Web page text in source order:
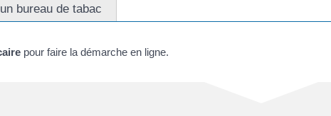
bureau de tabac
pour faire la démarche en ligne.